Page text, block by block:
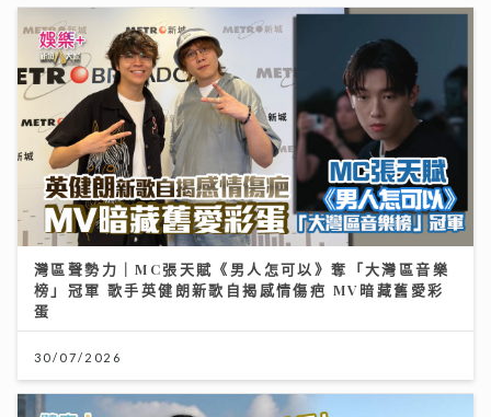
灣區聲勢力｜MC張天賦《男人怎可以》奪「大灣區音樂
榜」冠軍 歌手英健朗新歌自揭感情傷疤 MV暗藏舊愛彩
蛋
30/07/2026